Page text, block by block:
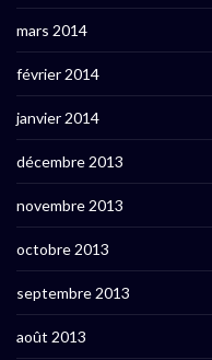
mars 2014
février 2014
janvier 2014
décembre 2013
novembre 2013
octobre 2013
septembre 2013
août 2013